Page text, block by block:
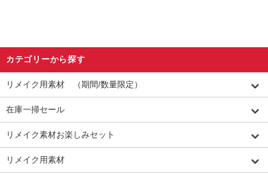
カテゴリーから探す
リメイク用素材 （期間/数量限定）
在庫一掃セール
リメイク素材お楽しみセット
リメイク用素材